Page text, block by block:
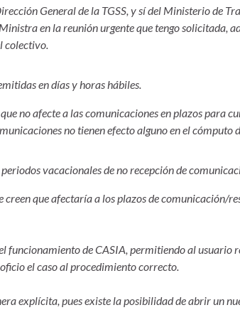
General de la TGSS, y sí del Ministerio de
en la reunión urgente que tengo solicitada,
colectivo.
en días y horas hábiles.
no afecte a las comunicaciones en plazos para
no tienen efecto alguno en el cómputo
vacacionales de no recepción de
que afectaría a los plazos de comunicación/
funcionamiento de CASIA, permitiendo al usuario
el caso al procedimiento correcto.
explícita, pues existe la posibilidad de abrir un